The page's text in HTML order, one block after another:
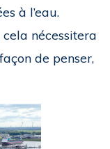
à l’eau.
nécessitera
de penser,